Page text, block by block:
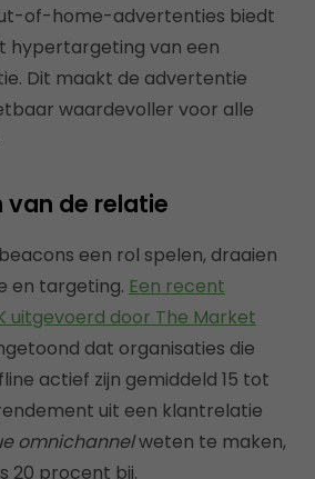
of-home-advertenties biedt
hypertargeting van een
Dit maakt de advertentie
waardevoller voor alle
van de relatie
een rol spelen, draaien
en targeting. Een recent
uitgevoerd door The Market
dat organisaties die
actief zijn gemiddeld 15 tot
uit een klantrelatie
omnichannelweten te maken,
20 procent bij.